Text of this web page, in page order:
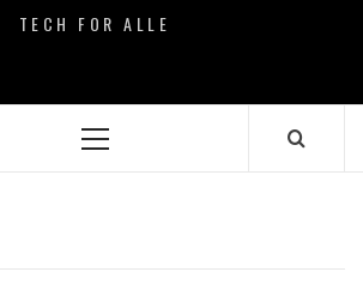
TECH FOR ALLE
Primary